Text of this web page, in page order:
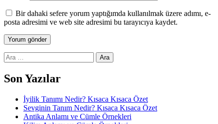
Bir dahaki sefere yorum yaptığımda kullanılmak üzere adımı, e-
posta adresimi ve web site adresimi bu tarayıcıya kaydet.
Arama:
Son Yazılar
İyilik Tanımı Nedir? Kısaca Kısaca Özet
Sevginin Tanım Nedir? Kısaca Kısaca Özet
Antika Anlamı ve Cümle Örnekleri